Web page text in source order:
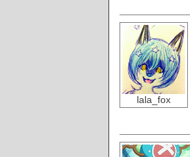
lala_fox